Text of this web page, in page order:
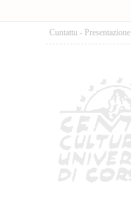
Cuntattu - Presentazione